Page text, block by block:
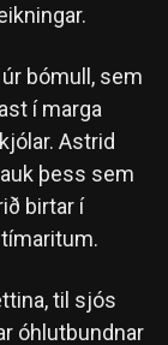
bómull, sem
í marga
Astrid
þess sem
birtar í
til sjós
óhlutbundnar